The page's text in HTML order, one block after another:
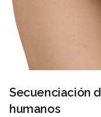
Secuenciación
humanos